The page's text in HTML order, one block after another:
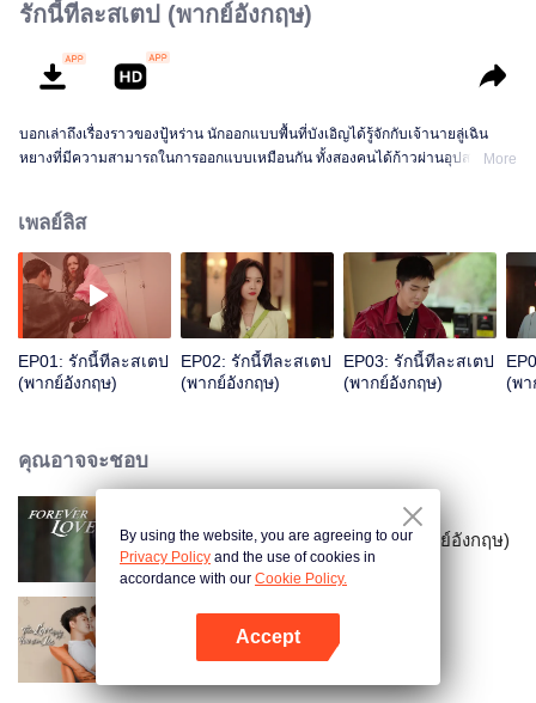
รักนี้ทีละสเตป (พากย์อังกฤษ)
บอกเล่าถึงเรื่องราวของปู้หร่าน นักออกแบบพื้นที่บังเอิญได้รู้จักกับเจ้านายลู่เฉิน
หยางที่มีความสามารถในการออกแบบเหมือนกัน ทั้งสองคนได้ก้าวผ่านอุปสรรค
วงการมา
More
เพลย์ลิส
EP01: รักนี้ทีละสเตป
(พากย์อังกฤษ)
EP02: รักนี้ทีละสเตป
(พากย์อังกฤษ)
EP03: รักนี้ทีละสเตป
(พากย์อังกฤษ)
(พา
คุณอาจจะชอบ
รักวุ่นวายของนายบอดี้การ์ด (พากย์อังกฤษ)
รักนี้เธอมอบให้ (พากย์อังกฤษ)
By using the website, you are agreeing to our
Privacy Policy and the use of cookies in
accordance with our Cookie Policy.
Accept